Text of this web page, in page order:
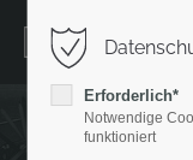
Erforderlich*
Notwendige
funktioniert